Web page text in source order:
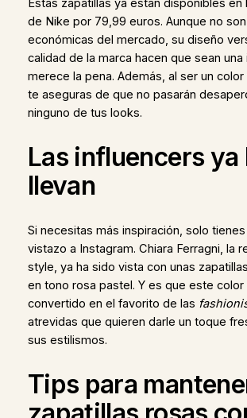
de Nike por 79,99 euros. Aunque no
económicas del mercado, su diseño
calidad de la marca hacen que sean
merece la pena. Además, al ser un color
te aseguras de que no pasarán
ninguno de tus looks.
Las influencers ya
llevan
Si necesitas más inspiración, solo
vistazo a Instagram. Chiara Ferragni, la
style, ya ha sido vista con unas
en tono rosa pastel. Y es que este color
convertido en el favorito de las
atrevidas que quieren darle un toque
sus estilismos.
Tips para